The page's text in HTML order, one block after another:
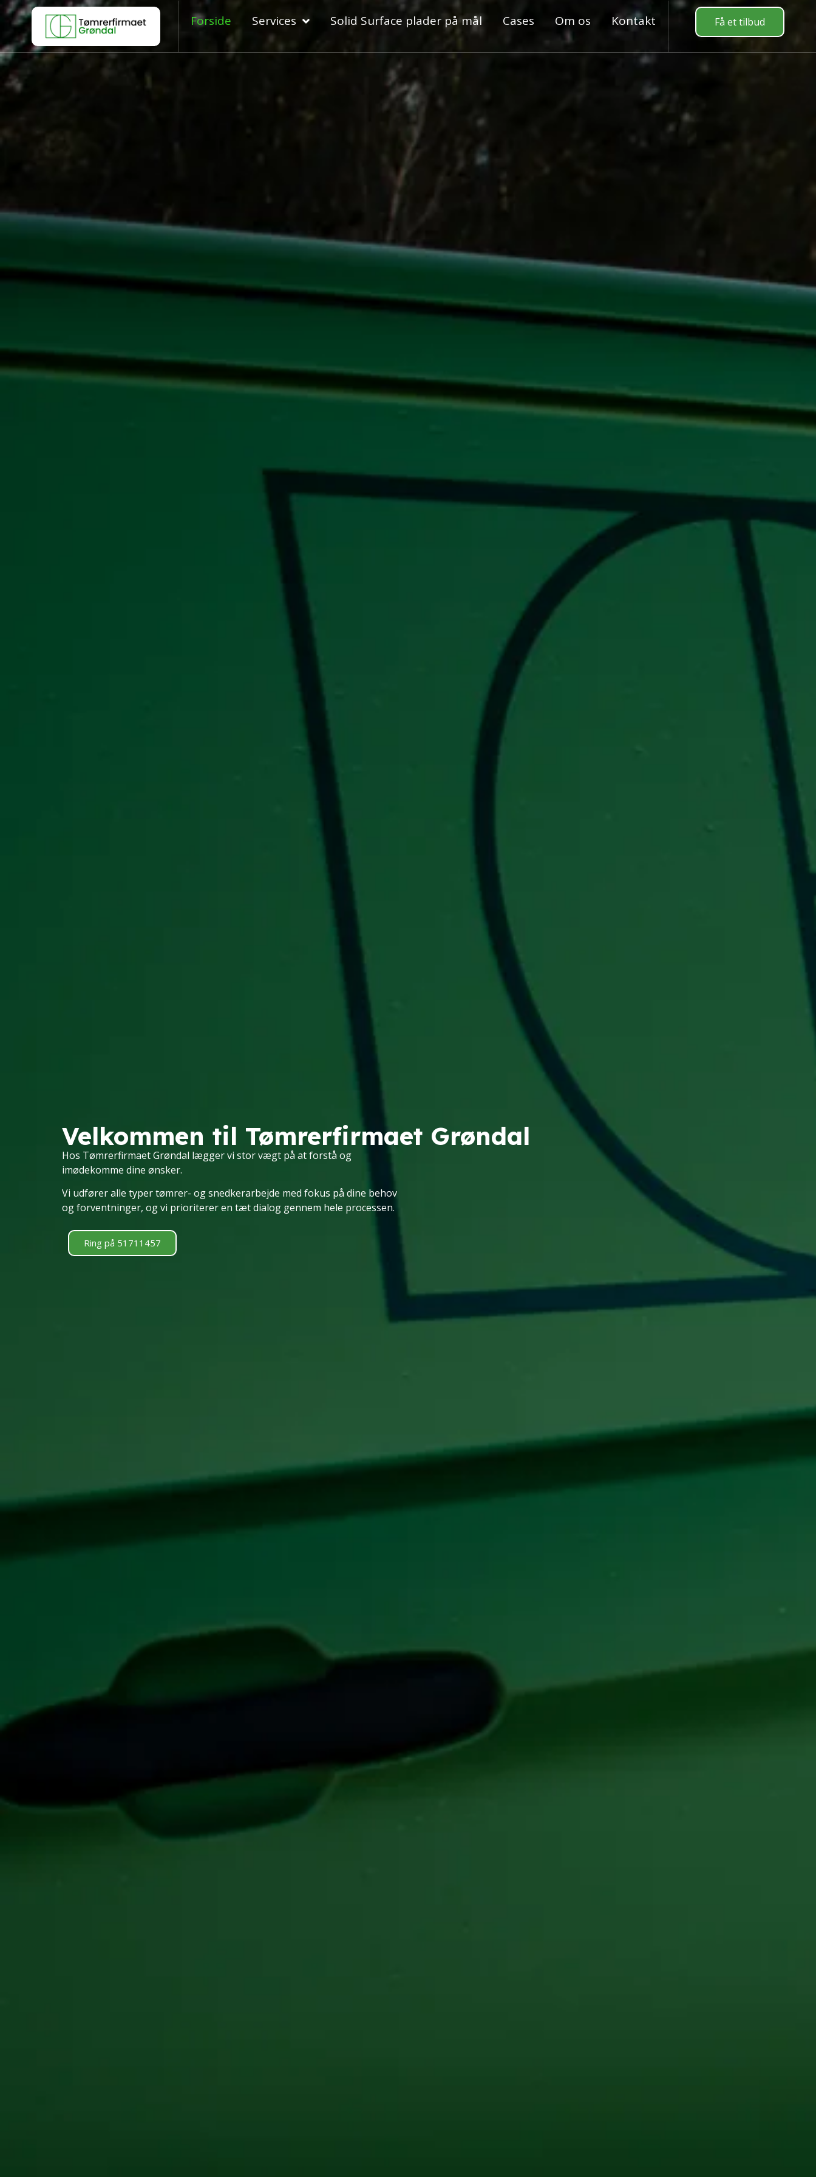
Forside Services Solid Surface plader på mål Cases Om os Kontakt Få et tilbud
Velkommen til Tømrerfirmaet Grøndal
Hos Tømrerfirmaet Grøndal lægger vi stor vægt på at forstå og
imødekomme dine ønsker.
Vi udfører alle typer tømrer- og snedkerarbejde med fokus på dine behov
og forventninger, og vi prioriterer en tæt dialog gennem hele processen.
Ring på 51711457